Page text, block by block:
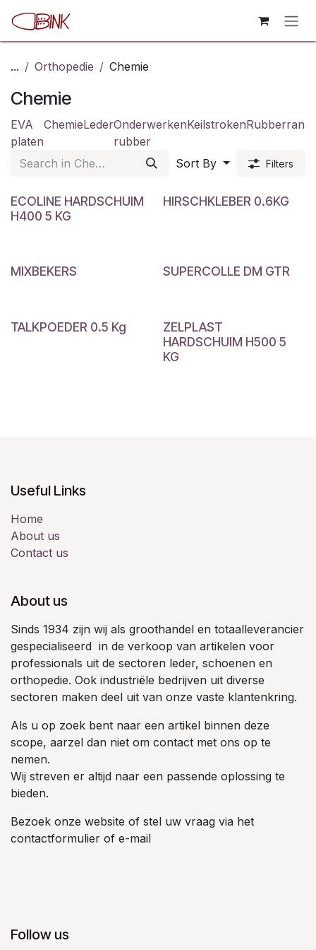
... Orthopedie Chemie
Chemie
EVA
platen
ChemieLederOnderwerken
rubber
Keilstroken
Sort By Filters
ECOLINE HARDSCHUIM
H400 5 KG
HIRSCHKLEBER 0.6KG
MIXBEKERS SUPERCOLLE DM GTR
TALKPOEDER 0.5 Kg
ZELPLAST
HARDSCHUIM H500 5
KG
Useful Links
Home
About us
Contact us
About us
Sinds 1934 zijn wij als groothandel en totaalleverancier
gespecialiseerd in de verkoop van artikelen voor
professionals uit de sectoren leder, schoenen en
orthopedie. Ook industriële bedrijven uit diverse
sectoren maken deel uit van onze vaste klantenkring.
Als u op zoek bent naar een artikel binnen deze
scope, aarzel dan niet om contact met ons op te
nemen.
Wij streven er altijd naar een passende oplossing te
bieden.
Bezoek onze website of stel uw vraag via het
contactformulier of e-mail
Follow us